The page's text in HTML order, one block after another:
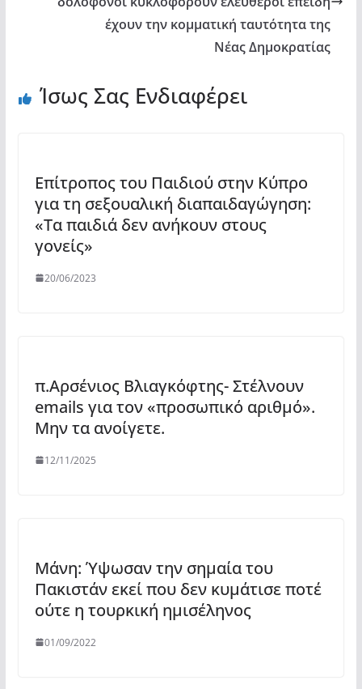
YouTube
έχουν την κομματική ταυτότητα της
Νέας Δημοκρατίας
Ίσως Σας Ενδιαφέρει
Eπίτροπος του Παιδιού στην Κύπρο
για τη σεξουαλική διαπαιδαγώγηση:
«Τα παιδιά δεν ανήκουν στους
γονείς»
20/06/2023
π.Αρσένιος Βλιαγκόφτης- Στέλνουν
emails για τον «προσωπικό αριθμό».
Μην τα ανοίγετε.
12/11/2025
Μάνη: Ύψωσαν την σημαία του
Πακιστάν εκεί που δεν κυμάτισε ποτέ
ούτε η τουρκική ημισέληνος
01/09/2022